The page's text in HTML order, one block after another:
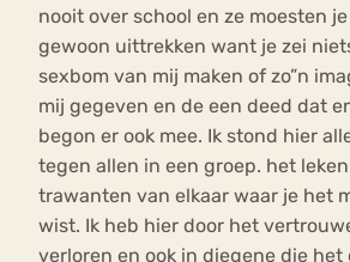
nooit over school en ze moesten
gewoon uittrekken want je zei
sexbom van mij maken of zo”n
mij gegeven en de een deed dat
begon er ook mee. Ik stond hier
tegen allen in een groep. het
trawanten van elkaar waar je het
wist. Ik heb hier door het
verloren en ook in diegene die het